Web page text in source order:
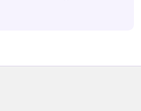
nueva)
pestaña nueva)
una pestaña nueva)
en una pestaña nueva)